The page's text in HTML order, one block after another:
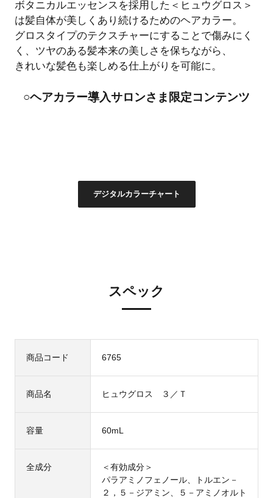
ボタニカルエッセンスを採用した＜ヒュウグロス＞
は髪自体が美しくあり続けるためのヘアカラー。
グロスタイプのテクスチャーにすることで傷みにく
く、ツヤのある髪本来の美しさを保ちながら、
きれいな髪色も楽しめる仕上がりを可能に。
○ヘアカラー導入サロンさま限定コンテンツ
デジタルカラーチャート
スペック
商品コード 6765
商品名 ヒュウグロス ３／Ｔ
容量 60mL
全成分
＜有効成分＞
パラアミノフェノール、トルエン－
２，５－ジアミン、５－アミノオルト